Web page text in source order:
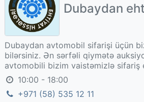
Dubaydan
Dubaydan avtomobil sifarişi üçün
bilərsiniz. Ən sərfəli qiymətə
avtomobili bizim vaistəmizlə sifariş
10:00 - 18:00
+971 (58) 535 12 11